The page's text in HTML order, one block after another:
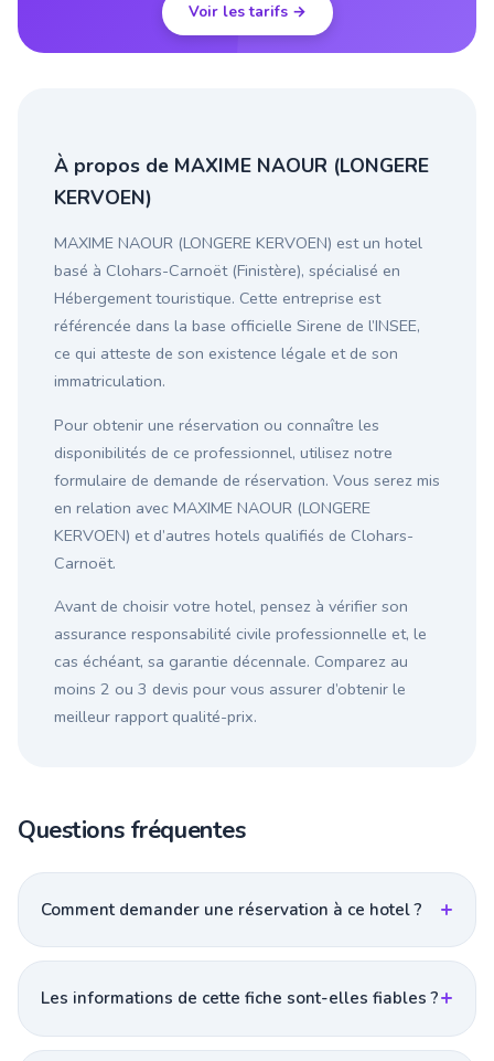
Voir les tarifs →
À propos de MAXIME NAOUR (LONGERE
KERVOEN)
MAXIME NAOUR (LONGERE KERVOEN) est un hotel
basé à Clohars-Carnoët (Finistère), spécialisé en
Hébergement touristique. Cette entreprise est
référencée dans la base officielle Sirene de l’INSEE,
ce qui atteste de son existence légale et de son
immatriculation.
Pour obtenir une réservation ou connaître les
disponibilités de ce professionnel, utilisez notre
formulaire de demande de réservation. Vous serez mis
en relation avec MAXIME NAOUR (LONGERE
KERVOEN) et d’autres hotels qualifiés de Clohars-
Carnoët.
Avant de choisir votre hotel, pensez à vérifier son
assurance responsabilité civile professionnelle et, le
cas échéant, sa garantie décennale. Comparez au
moins 2 ou 3 devis pour vous assurer d’obtenir le
meilleur rapport qualité-prix.
Questions fréquentes
Comment demander une réservation à ce hotel ?
Les informations de cette fiche sont-elles fiables ?